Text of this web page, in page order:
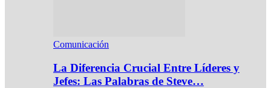
Comunicación
La Diferencia Crucial Entre Líderes y
Jefes: Las Palabras de Steve…